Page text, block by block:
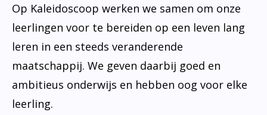
Op Kaleidoscoop werken we samen om onze
leerlingen voor te bereiden op een leven lang
leren in een steeds veranderende
maatschappij. We geven daarbij goed en
ambitieus onderwijs en hebben oog voor elke
leerling.